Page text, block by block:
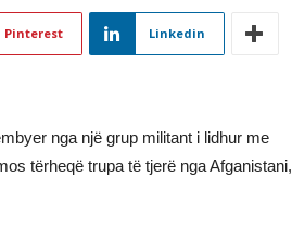
Pinterest Linkedin
nga një grup militant i lidhur me
tërheqë trupa të tjerë nga Afganistani,